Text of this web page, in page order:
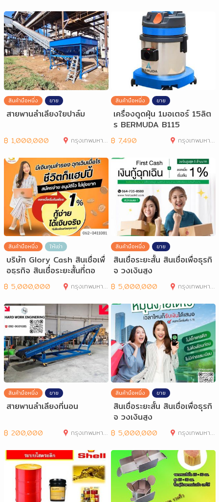
สินค้ามือหนึ่ง ขาย
สายพานลำเลียงใยปาล์ม
฿ 1,000,000 กรุงเทพมหานคร
สินค้ามือหนึ่ง ขาย
เครื่องดูดฝุ่น 1มอเตอร์ 15ลิต
ร BERMUDA B115
฿ 7,490 กรุงเทพมหานคร
สินค้ามือหนึ่ง ให้เช่า
บริษัท Glory Cash สินเชื่อเพื่
อธุรกิจ สินเชื่อระยะสั้นที่ตอ
฿ 5,000,000 กรุงเทพมหานคร
สินค้ามือหนึ่ง ขาย
สินเชื่อระยะสั้น สินเชื่อเพื่อธุรกิ
จ วงเงินสูง
฿ 5,000,000 กรุงเทพมหานคร
สินค้ามือหนึ่ง ขาย
สายพานลำเลียงที่นอน
฿ 200,000 กรุงเทพมหานคร
สินค้ามือหนึ่ง ขาย
สินเชื่อระยะสั้น สินเชื่อเพื่อธุรกิ
จ วงเงินสูง
฿ 5,000,000 กรุงเทพมหานคร